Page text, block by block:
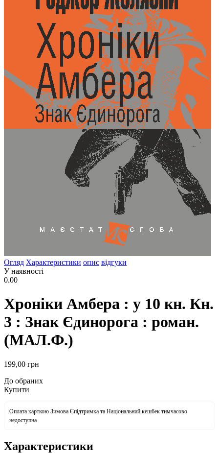
Огляд Характеристики опис відгуки
У наявності
0.00
Хроніки Амбера : у 10 кн. Кн.
3 : Знак Єдинорога : роман.
(МАЛ.Ф.)
199,00 грн
До обраних
Купити
Оплата карткою Зимова Єпідтримка та Національний кешбек тимчасово
недоступна
Характеристики